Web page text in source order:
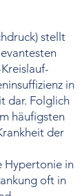
stellt
in
dar. Folglich
häufigsten
der
Hypertonie in
oft in